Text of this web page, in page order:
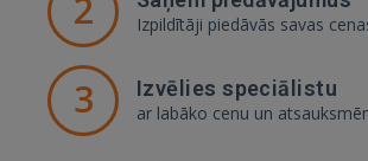
Izpildītāji piedāvās savas
3 Izvēlies speciālistu
ar labāko cenu un